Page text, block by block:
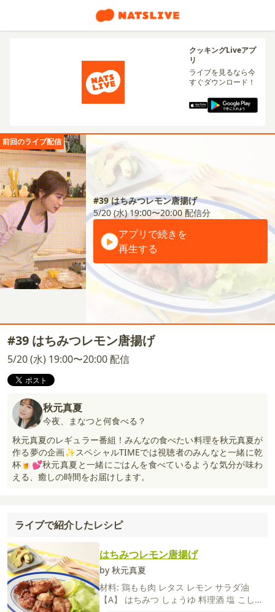
クッキングLiveアプ
リ
ライブを見るなら今
すぐダウンロード！
前回のライブ配信
#39 はちみつレモン唐揚げ
5/20 (水) 19:00〜20:00配信分
アプリで続きを
再生する
#39 はちみつレモン唐揚げ
5/20 (水) 19:00〜20:00 配信
秋元真夏
今夜、まなつと何食べる？
秋元真夏のレギュラー番組！みんなの食べたい料理を秋元真夏が
作る夢の企画✨スペシャルTIMEでは視聴者のみんなと一緒に乾
杯🍺💕秋元真夏と一緒にごはんを食べているような気分が味わ
える、癒しの時間をお届けします。
ライブで紹介したレシピ
はちみつレモン唐揚げ
by 秋元真夏
材料: 鶏もも肉 レタス レモン サラダ油
【A】 はちみつ しょうゆ 料理酒 塩 こしょ